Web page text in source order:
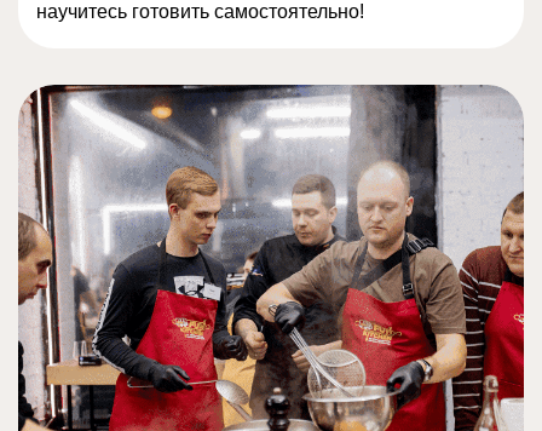
научитесь готовить самостоятельно!